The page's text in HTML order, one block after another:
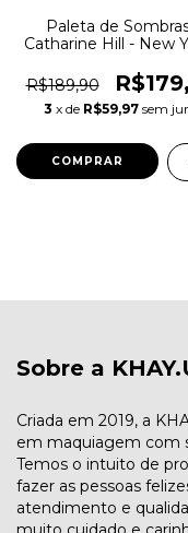
Paleta de
Catharine Hill - New
R$189,90
3 x de R$59,97 sem
Sobre a
Criada em 2019, a
em maquiagem com
Temos o intuito de
fazer as pessoas
atendimento e